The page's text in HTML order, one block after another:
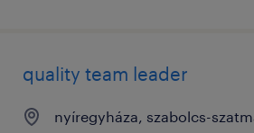
quality team leader
nyíregyháza, szabolcs-